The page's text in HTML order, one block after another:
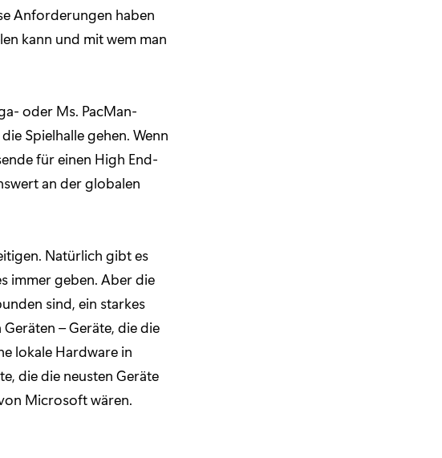
Anforderungen haben
kann und mit wem man
oder Ms. PacMan-
Spielhalle gehen. Wenn
für einen High End-
an der globalen
Natürlich gibt es
immer geben. Aber die
sind, ein starkes
– Geräte, die die
lokale Hardware in
die die neusten Geräte
Microsoft wären.